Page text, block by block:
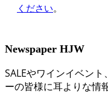
ください。
Newspaper HJW
SALEやワインイベン
ーの皆様に耳よりな情